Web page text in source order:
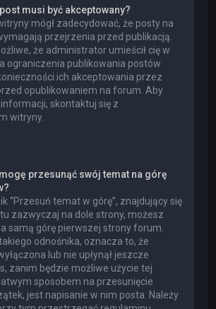
musi być akceptowany?
mógł zadecydować, że posty na
przejrzenia przed publikacją.
że administrator umieścił cię w
ograniczenia publikowania postów
ich akceptowania przez
opublikowaniem na forum. Aby
skontaktuj się z
witryny.
przesunąć swój temat na górę
“Przesuń temat w górę”, znajdujący się
zazwyczaj na dole strony, możesz
samą górę pierwszej strony forum.
odnośnika, oznacza to, że
lub nie upłynął jeszcze
zanim będzie możliwe użycie tej
sposobem na przesunięcie
jest napisanie w nim posta. Należy